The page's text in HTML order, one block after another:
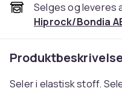
Selges og leveres
Hiprock/Bondia
Seler i elastisk stoff.